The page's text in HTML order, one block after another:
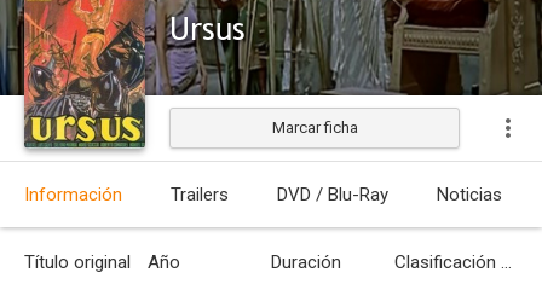
Ursus
Estrenada
Marcar ficha
Información Trailers DVD / Blu-Ray Noticias
Título original Año Duración Clasificación por edades